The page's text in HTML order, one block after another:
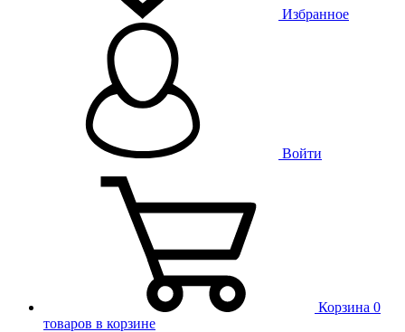
Избранное
Войти
Корзина 0
товаров в корзине